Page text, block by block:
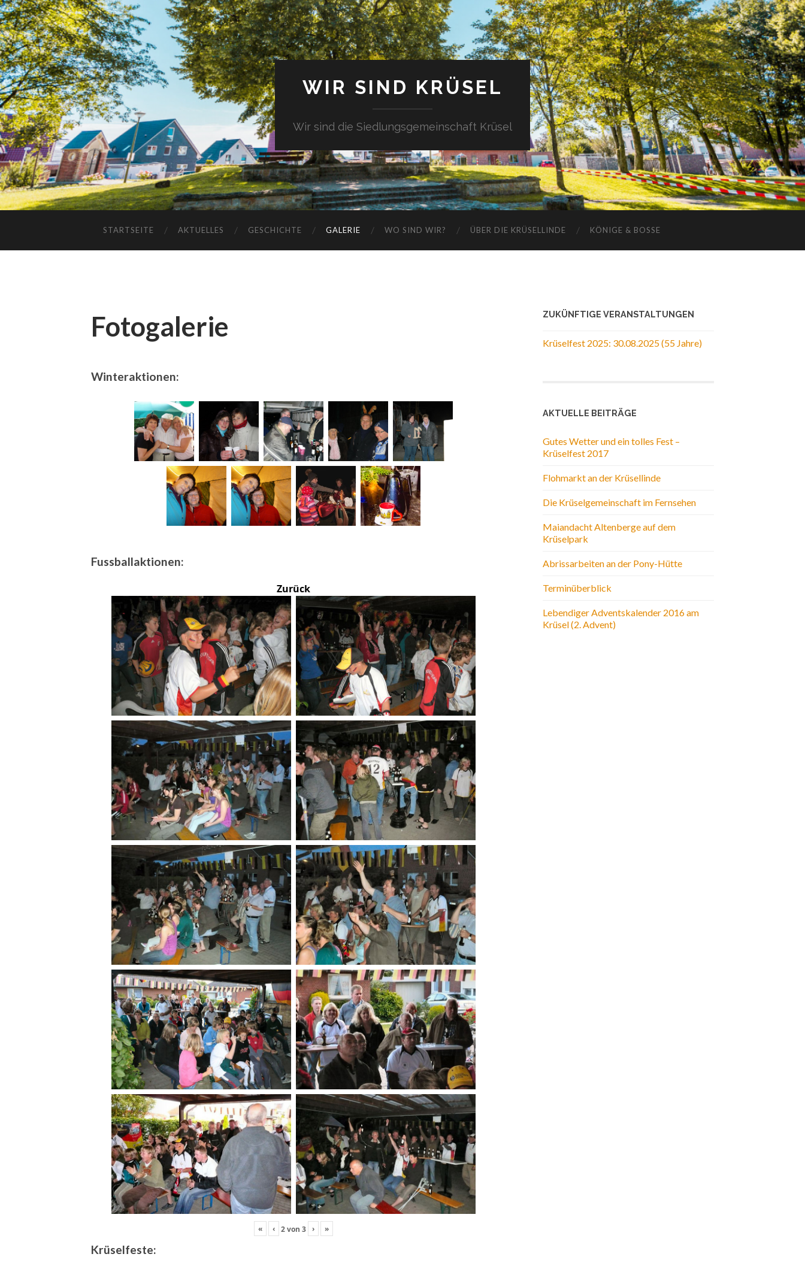
WIR SIND KRÜSEL
Wir sind die Siedlungsgemeinschaft Krüsel
STARTSEITE AKTUELLES GESCHICHTE GALERIE WO SIND WIR? ÜBER DIE KRÜSELLINDE KÖNIGE & BOSSE
Fotogalerie
Winteraktionen:
Fussballaktionen:
Zurück
« ‹ 2von 3 › »
Krüselfeste:
ZUKÜNFTIGE VERANSTALTUNGEN
Krüselfest 2025: 30.08.2025 (55 Jahre)
AKTUELLE BEITRÄGE
Gutes Wetter und ein tolles Fest –
Krüselfest 2017
Flohmarkt an der Krüsellinde
Die Krüselgemeinschaft im Fernsehen
Maiandacht Altenberge auf dem
Krüselpark
Abrissarbeiten an der Pony-Hütte
Terminüberblick
Lebendiger Adventskalender 2016 am
Krüsel (2. Advent)